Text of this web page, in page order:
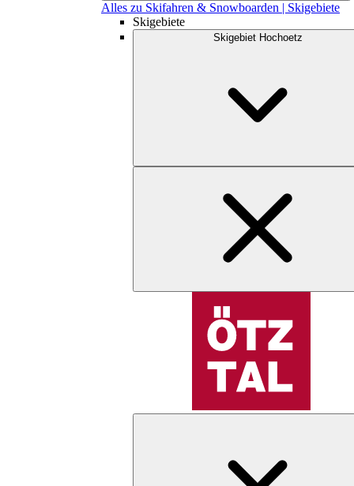
Alles zu Skifahren & Snowboarden | Skigebiete
Skigebiete
Skigebiet Hochoetz